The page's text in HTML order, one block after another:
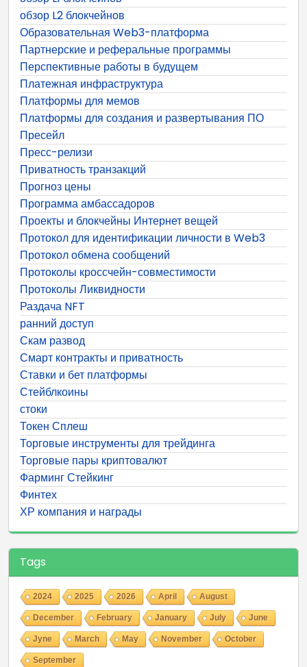
обзор L2 блокчейнов
Образовательная Web3-платформа
Партнерские и реферальные программы
Перспективные работы в будущем
Платежная инфраструктура
Платформы для мемов
Платформы для создания и развертывания ПО
Пресейл
Пресс-релизи
Приватность транзакций
Прогноз цены
Программа амбассадоров
Проекты и блокчейны Интернет вещей
Протокол для идентификации личности в Web3
Протокол обмена сообщений
Протоколы кроссчейн-совместимости
Протоколы Ликвидности
Раздача NFT
ранний доступ
Скам развод
Смарт контракты и приватность
Ставки и бет платформы
Стейблкоины
стоки
Токен Сплеш
Торговые инструменты для трейдинга
Торговые пары криптовалют
Фарминг Стейкинг
Финтех
ХР компания и награды
Tags
2024 2025 2026 April August
December February January July June
Jyne March May November October
September